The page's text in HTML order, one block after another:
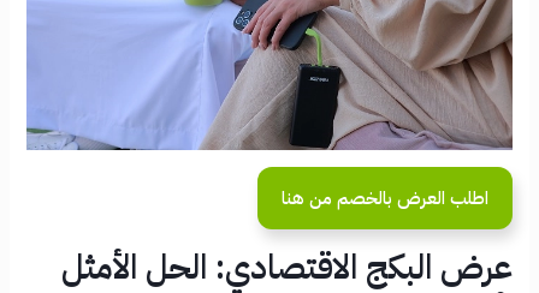
اطلب العرض بالخصم من هنا
عرض البكج الاقتصادي: الحل الأمثل